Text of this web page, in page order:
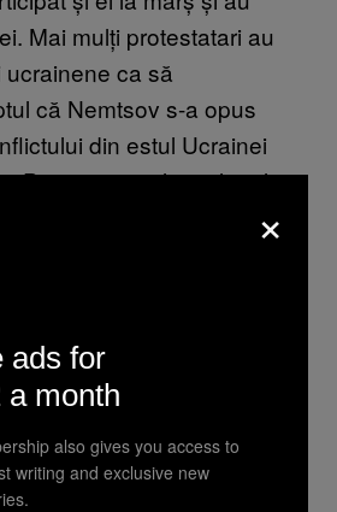
Mai mulți protestatari au
ca să
că Nemtsov s-a opus
din estul Ucrainei
Potrivit spuselor colegul
Nemtsov tocmai
moară, un raport despre
transportate în Ucraina.
×
ads for
a month
also gives you access to
writing and exclusive new